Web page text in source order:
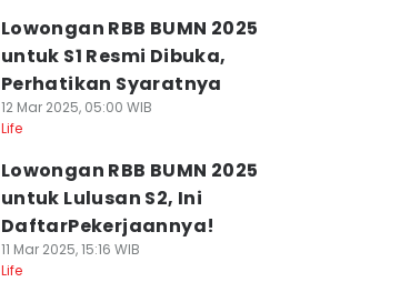
Lowongan RBB BUMN 2025
untuk S1 Resmi Dibuka,
Perhatikan Syaratnya
12 Mar 2025, 05:00 WIB
Life
Lowongan RBB BUMN 2025
untuk Lulusan S2, Ini
DaftarPekerjaannya!
11 Mar 2025, 15:16 WIB
Life